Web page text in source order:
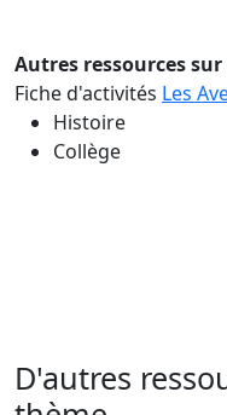
Autres ressources
Fiche d'activités Les
Histoire
Collège
D'autres